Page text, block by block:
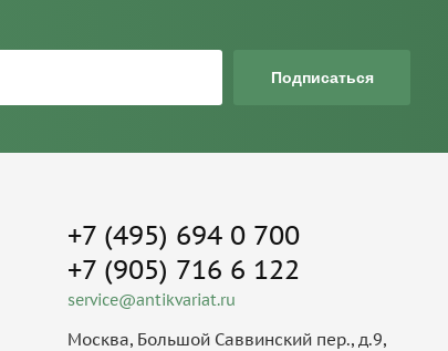
Подписаться
+7 (495) 694 0 700
+7 (905) 716 6 122
service@antikvariat.ru
Москва, Большой Саввинский пер., д.9,